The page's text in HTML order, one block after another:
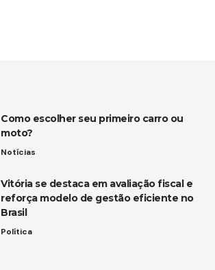
Como escolher seu primeiro carro ou
moto?
Notícias
Vitória se destaca em avaliação fiscal e
reforça modelo de gestão eficiente no
Brasil
Política